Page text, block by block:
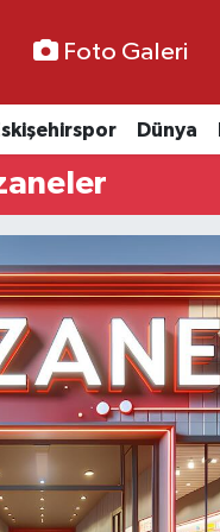
Foto Galeri
Dünya